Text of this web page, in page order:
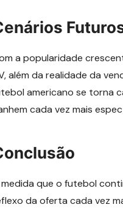
a popularidade
além da realidade da
americano se torna
cada vez mais
que o futebol
da oferta cada vez